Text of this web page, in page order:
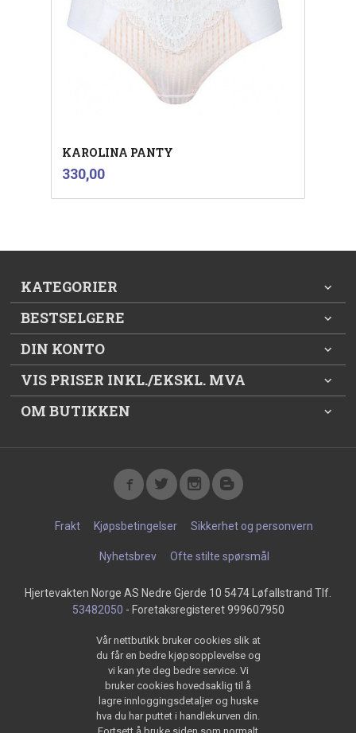
KAROLINA PANTY
Pris
330,00mva.
KATEGORIER
BESTSELGERE
DIN KONTO
VIS PRISER INKL./EKSKL. MVA
OM BUTIKKEN
Frakt Kjøpsbetingelser Sikkerhet og personvern
Nyhetsbrev Ofte stilte spørsmål
Hjertevakten Norge AS Nedre Gjerde 10 5474 Løfallstrand Tlf.
53482050 - Foretaksregisteret 999607950
Vår nettbutikk bruker cookies slik at
du får en bedre kjøpsopplevelse og
vi kan yte deg bedre service. Vi
bruker cookies hovedsaklig til å
lagre innloggingsdetaljer og huske
hva du har puttet i handlekurven din.